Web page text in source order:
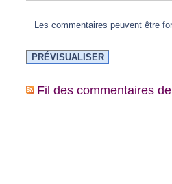
Les commentaires peuvent être
Fil des commentaires